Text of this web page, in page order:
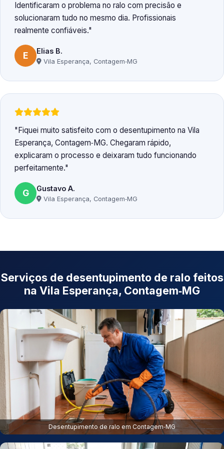
Identificaram o problema no ralo com precisão e
solucionaram tudo no mesmo dia. Profissionais
realmente confiáveis.
E Elias B.
Vila Esperança, Contagem‑MG
Fiquei muito satisfeito com o desentupimento na Vila
Esperança, Contagem‑MG. Chegaram rápido,
explicaram o processo e deixaram tudo funcionando
perfeitamente.
G Gustavo A.
Vila Esperança, Contagem‑MG
Serviços de desentupimento de ralo feitos
na Vila Esperança, Contagem‑MG
Desentupimento de ralo em Contagem‑MG